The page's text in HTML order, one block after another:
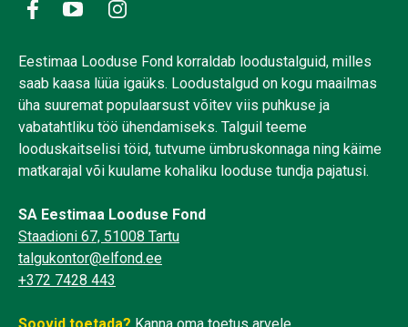
Eestimaa Looduse Fond korraldab loodustalguid, milles
saab kaasa lüüa igaüks. Loodustalgud on kogu maailmas
üha suuremat populaarsust võitev viis puhkuse ja
vabatahtliku töö ühendamiseks. Talguil teeme
looduskaitselisi töid, tutvume ümbruskonnaga ning käime
matkarajal või kuulame kohaliku looduse tundja pajatusi.
SA Eestimaa Looduse Fond
Staadioni 67, 51008 Tartu
talgukontor@elfond.ee
+372 7428 443